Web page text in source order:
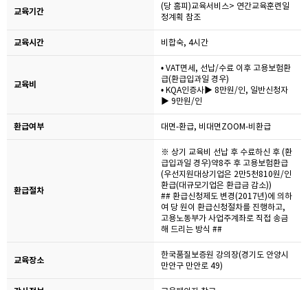
교육기간
(당 홈피)교육서비스> 연간교육훈련일
정계획 참조
교육시간 비합숙, 4시간
교육비
• VAT면세, 선납/수료 이후 고용보험환
급(환급입과일 경우)
• KQA인증사▶ 8만원/인, 일반신청자
▶ 9만원/인
환급여부 대면-환급, 비대면ZOOM-비환급
환급절차
※ 상기 교육비 선납 후 수료하신 후 (환
급입과일 경우)약8주 후 고용보험환급
(우선지원대상기업은 2만5천810원/인
환급(대규모기업은 환급금 감소))
## 환급신청제도 변경(2017년)에 의하
여 당 원이 환급신청절차를 진행하고,
고용노동부가 사업주계좌로 직접 송금
해 드리는 방식 ##
교육장소
한국품질보증원 강의장(경기도 안양시
만안구 만안로 49)